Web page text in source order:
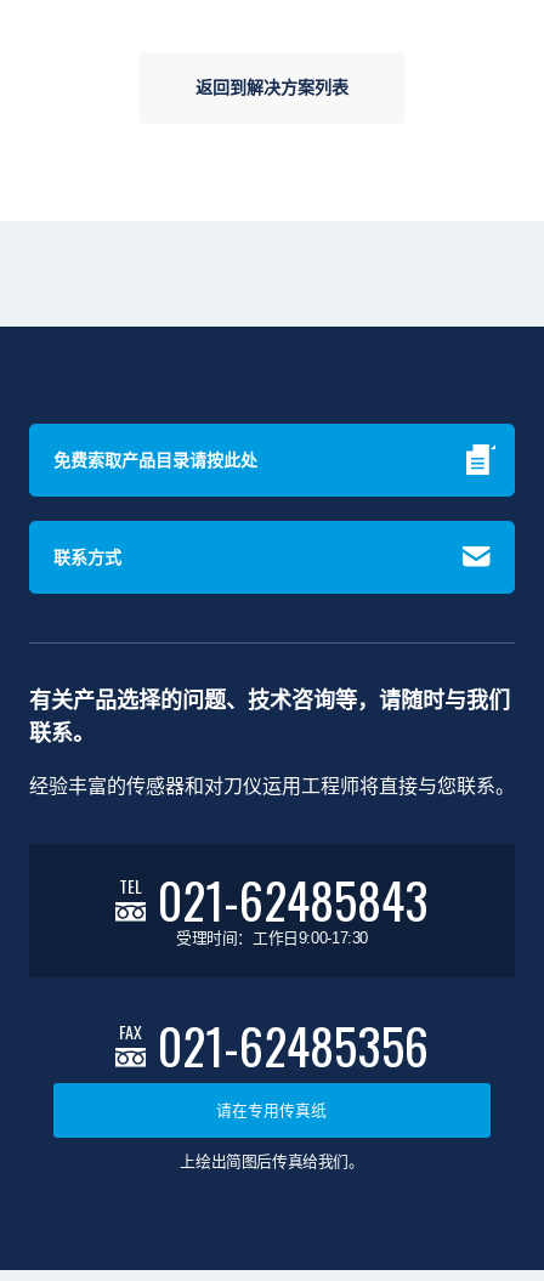
返回到解决方案列表
免费索取产品目录请按此处
联系方式
有关产品选择的问题、技术咨询等，请随时与我们
联系。
经验丰富的传感器和对刀仪运用工程师将直接与您联系。
TEL 021-62485843
受理时间：工作日9:00-17:30
FAX 021-62485356
请在专用传真纸
上绘出简图后传真给我们。